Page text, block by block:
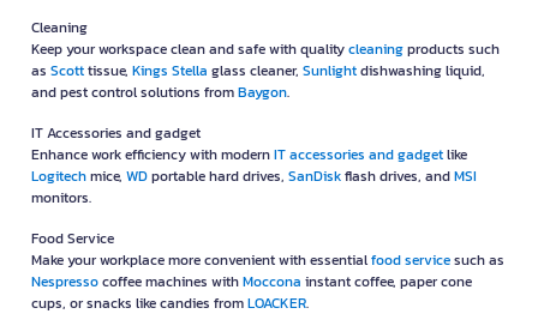
Cleaning
Keep your workspace clean and safe with qualitycleaningproducts such
as Scotttissue, Kings Stella glass cleaner, Sunlightdishwashing liquid,
and pest control solutions fromBaygon.
IT Accessories and gadget
Enhance work efficiency with modernIT accessories and gadgetlike
Logitechmice, WDportable hard drives, SanDiskflash drives, andMSI
monitors.
Food Service
Make your workplace more convenient with essentialfood servicesuch as
Nespressocoffee machines withMoccona instant coffee, paper cone
cups, or snacks like candies fromLOACKER.